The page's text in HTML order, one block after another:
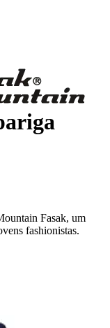
Fasak, um
fashionistas.